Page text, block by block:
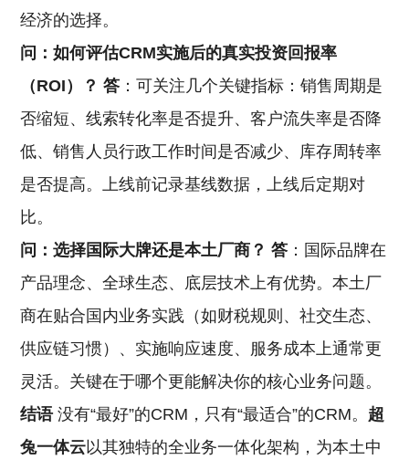
经济的选择。
问：如何评估CRM实施后的真实投资回报率
（ROI）？ 答 ：可关注几个关键指标：销售周期是
否缩短、线索转化率是否提升、客户流失率是否降
低、销售人员行政工作时间是否减少、库存周转率
是否提高。上线前记录基线数据，上线后定期对
比。
问：选择国际大牌还是本土厂商？ 答 ：国际品牌在
产品理念、全球生态、底层技术上有优势。本土厂
商在贴合国内业务实践（如财税规则、社交生态、
供应链习惯）、实施响应速度、服务成本上通常更
灵活。关键在于哪个更能解决你的核心业务问题。
结语没有“最好”的CRM，只有“最适合”的CRM。 超
兔一体云以其独特的全业务一体化架构，为本土中